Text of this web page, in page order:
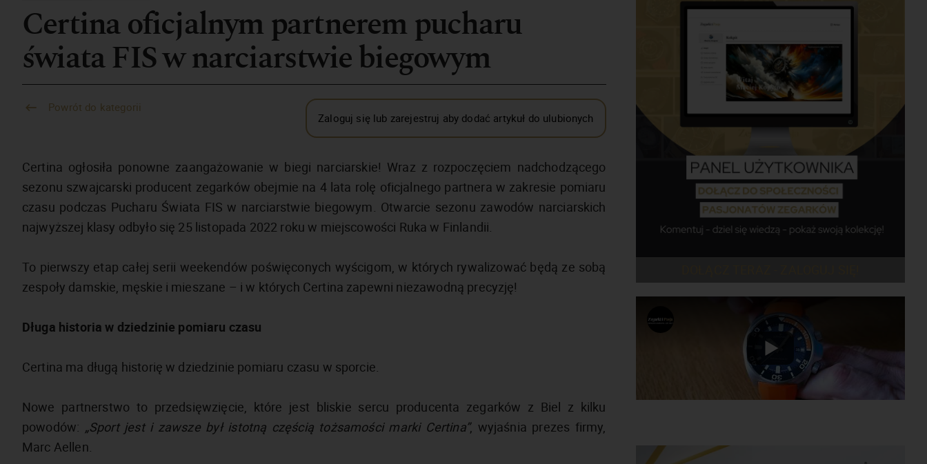
Certina oficjalnym partnerem pucharu
świata FIS w narciarstwie biegowym
Powrót do kategorii
Zaloguj się lub zarejestruj aby dodać artykuł do ulubionych
Certina ogłosiła ponowne zaangażowanie w biegi narciarskie! Wraz z rozpoczęciem nadchodzącego
sezonu szwajcarski producent zegarków obejmie na 4 lata rolę oficjalnego partnera w zakresie pomiaru
czasu podczas Pucharu Świata FIS w narciarstwie biegowym. Otwarcie sezonu zawodów narciarskich
najwyższej klasy odbyło się 25 listopada 2022 roku w miejscowości Ruka w Finlandii.
To pierwszy etap całej serii weekendów poświęconych wyścigom, w których rywalizować będą ze sobą
zespoły damskie, męskie i mieszane – i w których Certina zapewni niezawodną precyzję!
Długa historia w dziedzinie pomiaru czasu
Certina ma długą historię w dziedzinie pomiaru czasu w sporcie.
Nowe partnerstwo to przedsięwzięcie, które jest bliskie sercu producenta zegarków z Biel z kilku
powodów: „Sport jest i zawsze był istotną częścią tożsamości marki Certina”, wyjaśnia prezes firmy,
Marc Aellen.